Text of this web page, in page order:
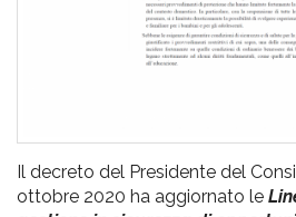
Il decreto del Presidente del
ottobre 2020 ha aggiornato le